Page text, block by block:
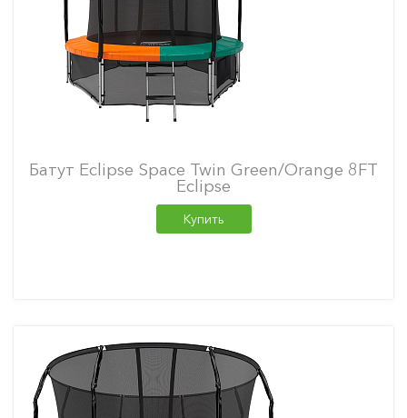
Батут Eclipse Space Twin Green/Orange 8FT
Eclipse
Купить